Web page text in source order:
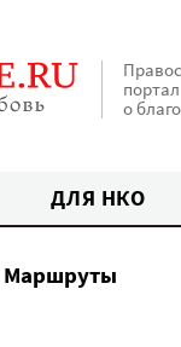
портал
о
ДЛЯ НКО
Маршруты